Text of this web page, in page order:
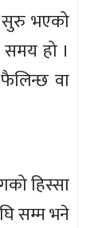
सुरु भएको
हो ।
वा
हिस्सा
सम्म भने